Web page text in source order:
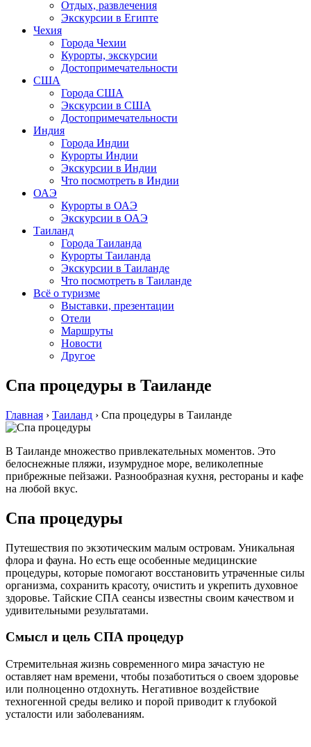
Отдых, развлечения
Экскурсии в Египте
Чехия
Города Чехии
Курорты, экскурсии
Достопримечательности
США
Города США
Экскурсии в США
Достопримечательности
Индия
Города Индии
Курорты Индии
Экскурсии в Индии
Что посмотреть в Индии
ОАЭ
Курорты в ОАЭ
Экскурсии в ОАЭ
Таиланд
Города Таиланда
Курорты Таиланда
Экскурсии в Таиланде
Что посмотреть в Таиланде
Всё о туризме
Выставки, презентации
Отели
Маршруты
Новости
Другое
Спа процедуры в Таиланде
Главная › Таиланд › Спа процедуры в Таиланде
В Таиланде множество привлекательных моментов. Это
белоснежные пляжи, изумрудное море, великолепные
прибрежные пейзажи. Разнообразная кухня, рестораны и кафе
на любой вкус.
Спа процедуры
Путешествия по экзотическим малым островам. Уникальная
флора и фауна. Но есть еще особенные медицинские
процедуры, которые помогают восстановить утраченные силы
организма, сохранить красоту, очистить и укрепить духовное
здоровье. Тайские СПА сеансы известны своим качеством и
удивительными результатами.
Смысл и цель СПА процедур
Стремительная жизнь современного мира зачастую не
оставляет нам времени, чтобы позаботиться о своем здоровье
или полноценно отдохнуть. Негативное воздействие
техногенной среды велико и порой приводит к глубокой
усталости или заболеваниям.